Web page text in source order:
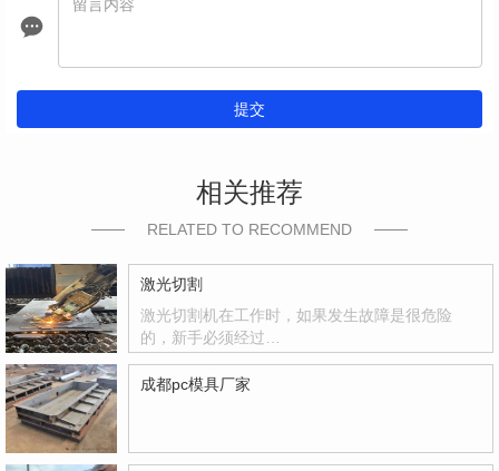
提交
相关推荐
RELATED TO RECOMMEND
激光切割
激光切割机在工作时，如果发生故障是很危险
的，新手必须经过…
成都pc模具厂家